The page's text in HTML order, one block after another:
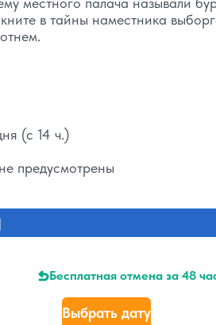
в тайны наместника
(с 14 ч.)
предусмотрены
Бесплатная отмена за 48
Выбрать дату